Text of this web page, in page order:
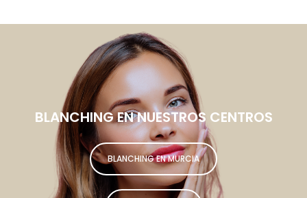
BLANCHING EN NUESTROS CENTROS
BLANCHING EN MURCIA